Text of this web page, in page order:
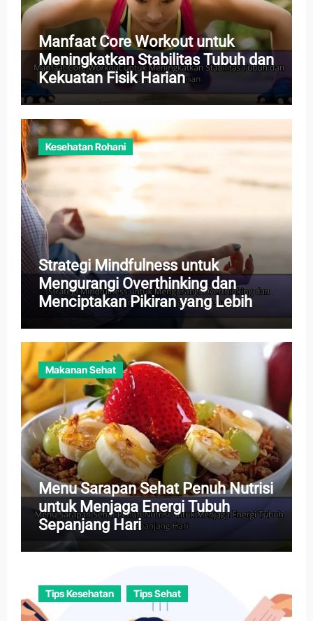
Manfaat Core Workout untuk
Meningkatkan Stabilitas Tubuh dan
Kekuatan Fisik Harian
Kesehatan Rohani
Strategi Mindfulness untuk
Mengurangi Overthinking dan
Menciptakan Pikiran yang Lebih
Makanan Sehat
Menu Sarapan Sehat Penuh Nutrisi
untuk Menjaga Energi Tubuh
Sepanjang Hari
Tips Kesehatan Tips Sehat